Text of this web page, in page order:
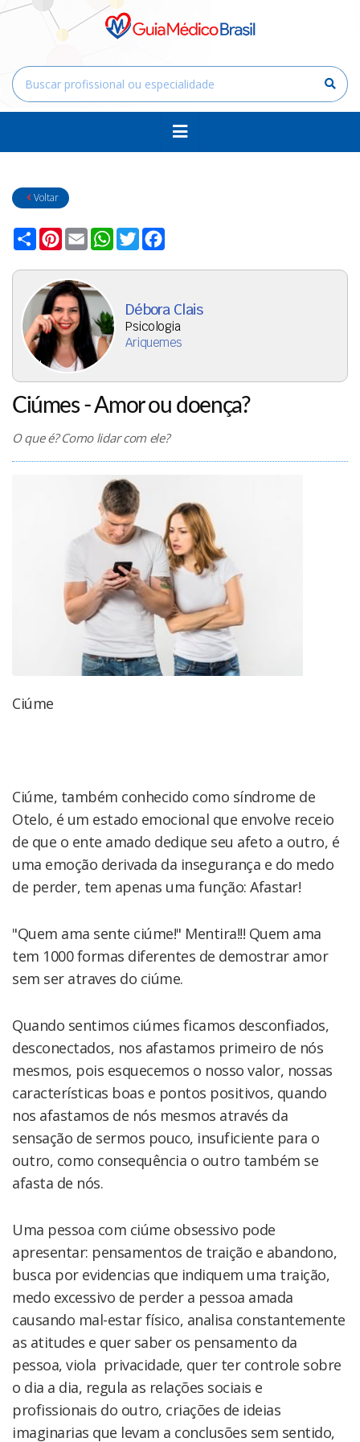
Voltar
Compartilhar
Pinterest
Email WhatsApp
Twitter
Débora Clais
Psicologia
Ariquemes
Ciúmes - Amor ou doença?
O que é? Como lidar com ele?
Ciúme
Ciúme, também conhecido como síndrome de
Otelo, é um estado emocional que envolve receio
de que o ente amado dedique seu afeto a outro, é
uma emoção derivada da insegurança e do medo
de perder, tem apenas uma função: Afastar!
"Quem ama sente ciúme!" Mentira!!! Quem ama
tem 1000 formas diferentes de demostrar amor
sem ser atraves do ciúme.
Quando sentimos ciúmes ficamos desconfiados,
desconectados, nos afastamos primeiro de nós
mesmos, pois esquecemos o nosso valor, nossas
características boas e pontos positivos, quando
nos afastamos de nós mesmos através da
sensação de sermos pouco, insuficiente para o
outro, como consequência o outro também se
afasta de nós.
Uma pessoa com ciúme obsessivo pode
apresentar: pensamentos de traição e abandono,
busca por evidencias que indiquem uma traição,
medo excessivo de perder a pessoa amada
causando mal-estar físico, analisa constantemente
as atitudes e quer saber os pensamento da
pessoa, viola privacidade, quer ter controle sobre
o dia a dia, regula as relações sociais e
profissionais do outro, criações de ideias
imaginarias que levam a conclusões sem sentido,